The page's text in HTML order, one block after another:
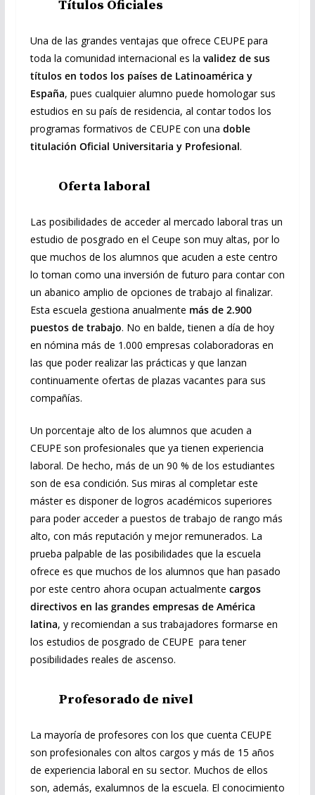
Títulos Oficiales
Una de las grandes ventajas que ofrece CEUPE para
toda la comunidad internacional es la validez de sus
títulos en todos los países de Latinoamérica y
España, pues cualquier alumno puede homologar sus
estudios en su país de residencia, al contar todos los
programas formativos de CEUPE con una doble
titulación Oficial Universitaria y Profesional.
Oferta laboral
Las posibilidades de acceder al mercado laboral tras un
estudio de posgrado en el Ceupe son muy altas, por lo
que muchos de los alumnos que acuden a este centro
lo toman como una inversión de futuro para contar con
un abanico amplio de opciones de trabajo al finalizar.
Esta escuela gestiona anualmente más de 2.900
puestos de trabajo. No en balde, tienen a día de hoy
en nómina más de 1.000 empresas colaboradoras en
las que poder realizar las prácticas y que lanzan
continuamente ofertas de plazas vacantes para sus
compañías.
Un porcentaje alto de los alumnos que acuden a
CEUPE son profesionales que ya tienen experiencia
laboral. De hecho, más de un 90 % de los estudiantes
son de esa condición. Sus miras al completar este
máster es disponer de logros académicos superiores
para poder acceder a puestos de trabajo de rango más
alto, con más reputación y mejor remunerados. La
prueba palpable de las posibilidades que la escuela
ofrece es que muchos de los alumnos que han pasado
por este centro ahora ocupan actualmente cargos
directivos en las grandes empresas de América
latina, y recomiendan a sus trabajadores formarse en
los estudios de posgrado de CEUPE para tener
posibilidades reales de ascenso.
Profesorado de nivel
La mayoría de profesores con los que cuenta CEUPE
son profesionales con altos cargos y más de 15 años
de experiencia laboral en su sector. Muchos de ellos
son, además, exalumnos de la escuela. El conocimiento